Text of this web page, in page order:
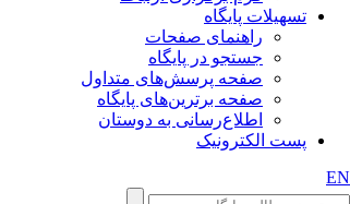
تسهیلات پایگاه
راهنمای صفحات
جستجو در پایگاه
صفحه پرسش‌های متداول
صفحه برترین‌های پایگاه
اطلاع‌رسانی به دوستان
پست الکترونیک
EN